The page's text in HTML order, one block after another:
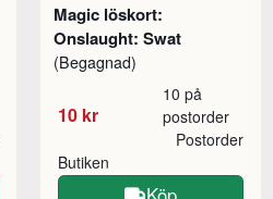
Magic löskort:
Onslaught: Swat
(Begagnad)
10 kr
10 på
postorder
Butiken
Postorder